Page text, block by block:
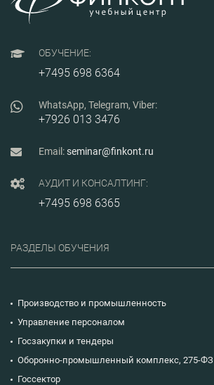
ОБУЧЕНИЕ:
+7495 698 6364
WhatsApp, Telegram, Viber:
+7926 013 3476
Email:seminar@finkont.ru
АУДИТ И КОНСАЛТИНГ:
+7495 698 6365
РАЗДЕЛЫ ОБУЧЕНИЯ
Производство и промышленность
Управление персоналом
Госзакупки и тендеры
Оборонно-промышленный комплекс, 275-ФЗ
Госсектор